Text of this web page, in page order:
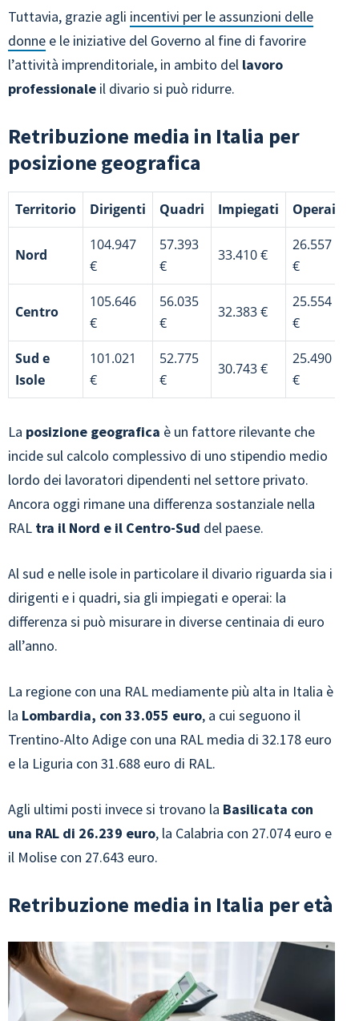
Tuttavia, grazie agli incentivi per le assunzioni delle
donne e le iniziative del Governo al fine di favorire
l’attività imprenditoriale, in ambito del lavoro
professionale il divario si può ridurre.
Retribuzione media in Italia per
posizione geografica
Territorio Dirigenti Quadri Impiegati Operai
Nord
104.947
€
57.393
€
33.410 €
26.557
€
Centro
105.646
€
56.035
€
32.383 €
25.554
€
Sud e
Isole
101.021
€
52.775
€
30.743 €
25.490
€
La posizione geografica è un fattore rilevante che
incide sul calcolo complessivo di uno stipendio medio
lordo dei lavoratori dipendenti nel settore privato.
Ancora oggi rimane una differenza sostanziale nella
RAL tra il Nord e il Centro-Sud del paese.
Al sud e nelle isole in particolare il divario riguarda sia i
dirigenti e i quadri, sia gli impiegati e operai: la
differenza si può misurare in diverse centinaia di euro
all’anno.
La regione con una RAL mediamente più alta in Italia è
la Lombardia, con 33.055 euro, a cui seguono il
Trentino-Alto Adige con una RAL media di 32.178 euro
e la Liguria con 31.688 euro di RAL.
Agli ultimi posti invece si trovano la Basilicata con
una RAL di 26.239 euro, la Calabria con 27.074 euro e
il Molise con 27.643 euro.
Retribuzione media in Italia per età